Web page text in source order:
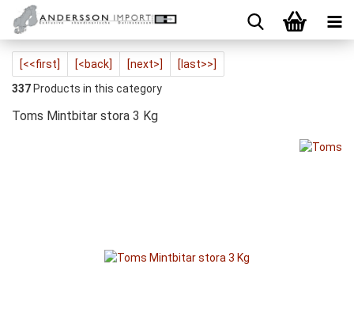
[<<first] [<back] [next>]
[last>>]
337 Products in this category
Toms Mintbitar stora 3 Kg